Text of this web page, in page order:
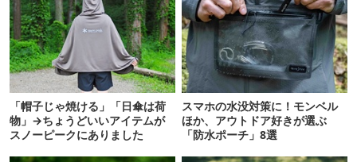
「帽子じゃ焼ける」「日傘は荷
物」→ちょうどいいアイテムが
スノーピークにありました
スマホの水没対策に！モンベル
ほか、アウトドア好きが選ぶ
「防水ポーチ」8選